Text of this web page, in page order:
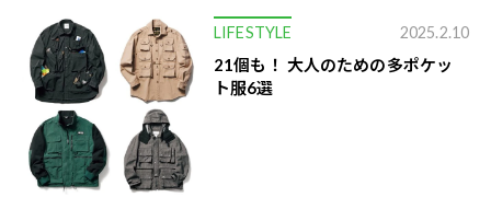
LIFESTYLE 2025.2.10
21個も！ 大人のための多ポケッ
ト服6選